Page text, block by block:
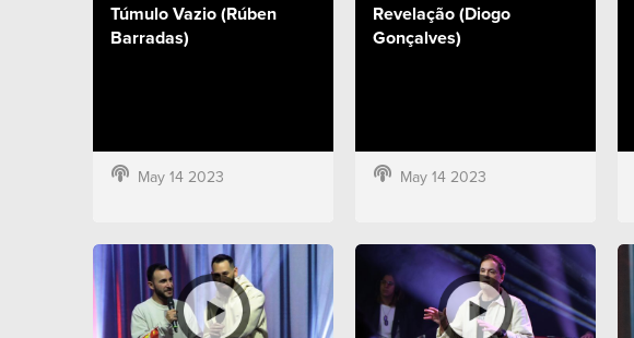
Túmulo Vazio (Rúben
Barradas)
May 14 2023
Revelação (Diogo
Gonçalves)
May 14 2023